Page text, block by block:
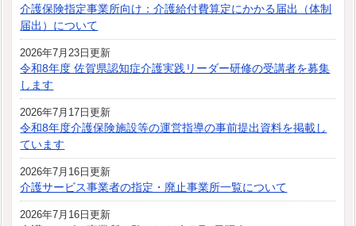
介護保険指定事業所向け：介護給付費算定にかかる届出（体制
届出）について
2026年7月23日更新
令和8年度 佐賀県認知症介護実践リーダー研修の受講者を募集
します
2026年7月17日更新
令和8年度介護保険施設等の運営指導の事前提出資料を掲載し
ています
2026年7月16日更新
介護サービス事業者の指定・廃止事業所一覧について
2026年7月16日更新